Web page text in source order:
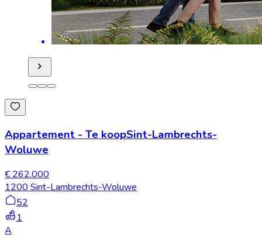
Appartement - Te koopSint-Lambrechts-
Woluwe
€ 262.000
1200 Sint-Lambrechts-Woluwe
52
1
A